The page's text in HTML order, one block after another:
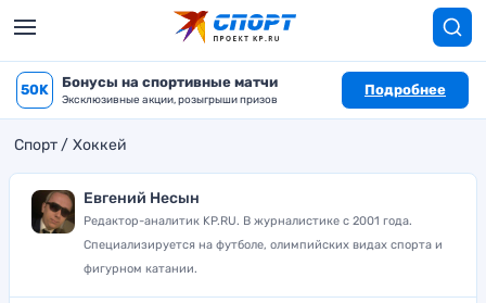
50K Бонусы на спортивные матчи
Эксклюзивные акции, розыгрыши призов
Подробнее
Спорт Хоккей
Евгений Несын
Редактор-аналитик KP.RU. В журналистике с 2001 года.
Специализируется на футболе, олимпийских видах спорта и
фигурном катании.